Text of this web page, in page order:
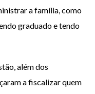
a família, como
graduado e tendo
além dos
a fiscalizar quem